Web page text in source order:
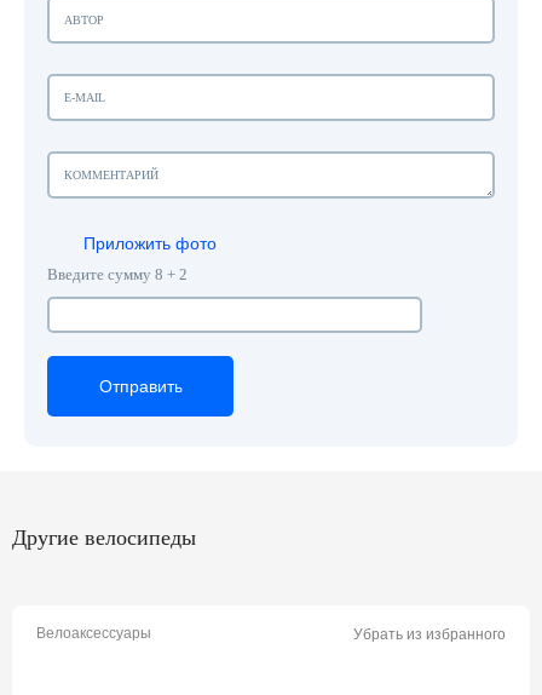
Приложить фото
Введите сумму 8 + 2
Отправить
Отправить
Отправить
Другие велосипеды
Велоаксессуары Убрать из избранного